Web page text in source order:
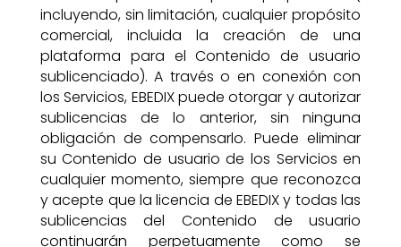
incluyendo, sin limitación, cualquier propósito
comercial, incluida la creación de una
plataforma para el Contenido de usuario
sublicenciado). A través o en conexión con
los Servicios, EBEDIX puede otorgar y autorizar
sublicencias de lo anterior, sin ninguna
obligación de compensarlo. Puede eliminar
su Contenido de usuario de los Servicios en
cualquier momento, siempre que reconozca
y acepte que la licencia de EBEDIX y todas las
sublicencias del Contenido de usuario
continuarán perpetuamente como se